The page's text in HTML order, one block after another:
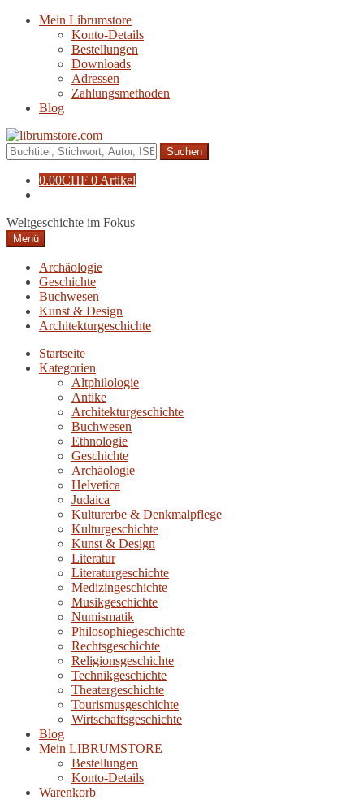
Navigation
Zum
Mein Librumstore
Konto-Details
Bestellungen
Downloads
Adressen
Zahlungsmethoden
Blog
Suche
nach:
0.00CHF 0 Artikel
Weltgeschichte im Fokus
Menü
Archäologie
Geschichte
Buchwesen
Kunst & Design
Architekturgeschichte
Startseite
Kategorien
Altphilologie
Antike
Architekturgeschichte
Buchwesen
Ethnologie
Geschichte
Archäologie
Helvetica
Judaica
Kulturerbe & Denkmalpflege
Kulturgeschichte
Kunst & Design
Literatur
Literaturgeschichte
Medizingeschichte
Musikgeschichte
Numismatik
Philosophiegeschichte
Rechtsgeschichte
Religionsgeschichte
Technikgeschichte
Theatergeschichte
Tourismusgeschichte
Wirtschaftsgeschichte
Blog
Mein LIBRUMSTORE
Bestellungen
Konto-Details
Warenkorb